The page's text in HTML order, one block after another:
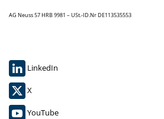
AG Neuss 57 HRB 9981 – USt.-ID.Nr DE113535553
LinkedIn
X
YouTube